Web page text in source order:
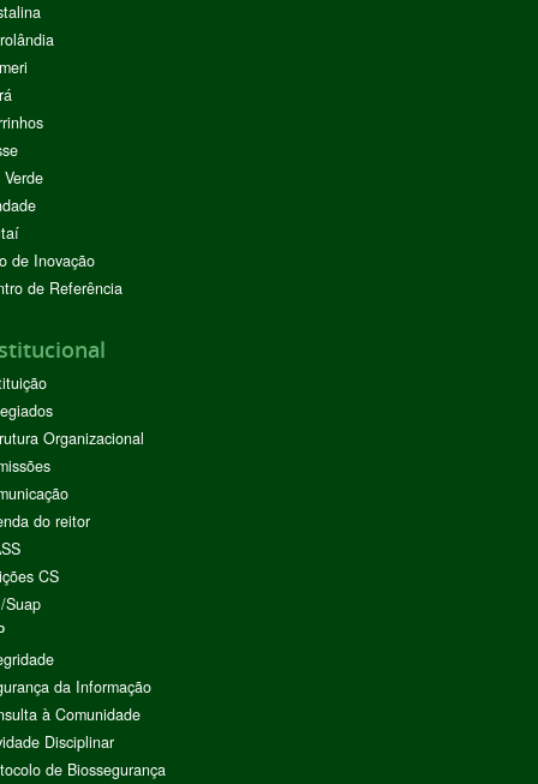
de Inovação
de Referência
Organizacional
do reitor
CS
Suap
da Informação
à Comunidade
Disciplinar
de Biossegurança